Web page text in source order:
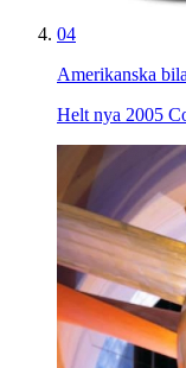
04
Amerikanska
Helt nya 2005